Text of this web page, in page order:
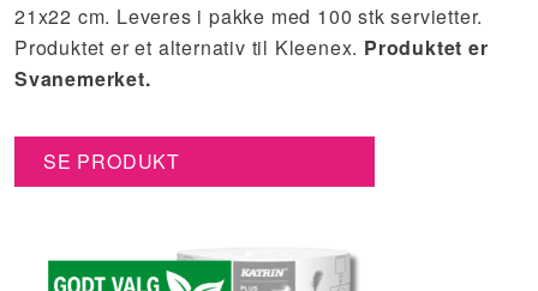
21x22 cm. Leveres i pakke med 100 stk servietter.
Produktet er et alternativ til Kleenex. Produktet er
Svanemerket.
SE PRODUKT